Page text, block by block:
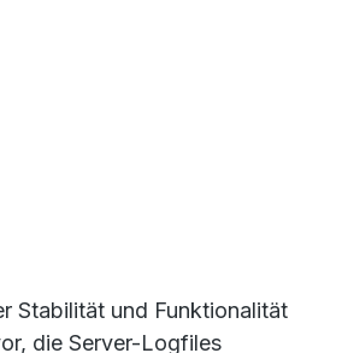
Stabilität und Funktionalität
die Server-Logfiles